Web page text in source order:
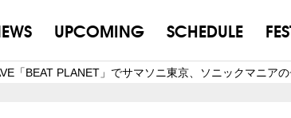
UPCOMING SCHEDULE
「BEAT PLANET」でサマソニ東京、ソニックマニア